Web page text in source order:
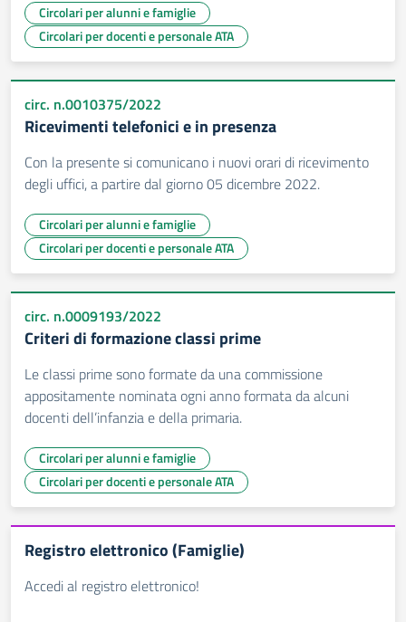
Circolari per alunni e famiglie
Circolari per docenti e personale ATA
circ. n.0010375/2022
Ricevimenti telefonici e in presenza
Con la presente si comunicano i nuovi orari di ricevimento
degli uffici, a partire dal giorno 05 dicembre 2022.
Circolari per alunni e famiglie
Circolari per docenti e personale ATA
circ. n.0009193/2022
Criteri di formazione classi prime
Le classi prime sono formate da una commissione
appositamente nominata ogni anno formata da alcuni
docenti dell’infanzia e della primaria.
Circolari per alunni e famiglie
Circolari per docenti e personale ATA
Registro elettronico (Famiglie)
Accedi al registro elettronico!